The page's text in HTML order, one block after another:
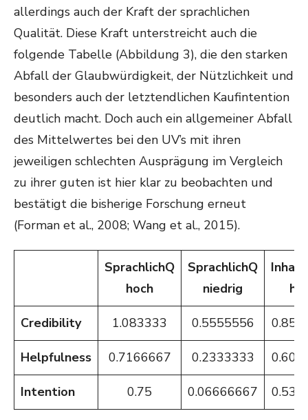
allerdings auch der Kraft der sprachlichen
Qualität. Diese Kraft unterstreicht auch die
folgende Tabelle (Abbildung 3), die den starken
Abfall der Glaubwürdigkeit, der Nützlichkeit und
besonders auch der letztendlichen Kaufintention
deutlich macht. Doch auch ein allgemeiner Abfall
des Mittelwertes bei den UV’s mit ihren
jeweiligen schlechten Ausprägung im Vergleich
zu ihrer guten ist hier klar zu beobachten und
bestätigt die bisherige Forschung erneut
(Forman et al., 2008; Wang et al., 2015).
SprachlichQ
hoch
SprachlichQ
niedrig
Credibility 1.083333 0.5555556
Helpfulness 0.7166667 0.2333333
Intention 0.75 0.06666667